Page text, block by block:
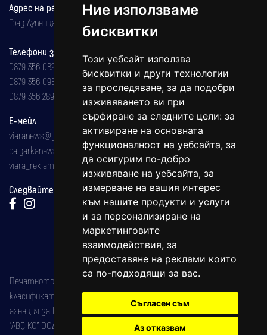
Ние използваме
бисквитки
Този уебсайт използва
бисквитки и други технологии
за проследяване, за да подобри
изживяването ви при
сърфиране за следните цели: за
активиране на основната
функционалност на уебсайта, за
да осигурим по-добро
изживяване на уебсайта, за
измерване на вашия интерес
към нашите продукти и услуги
и за персонализиране на
маркетинговите
взаимодействия, за
предоставяне на реклами които
са по-подходящи за вас.
Съгласен съм
Аз отказвам
Адрес на редакцията
Град Дупница, ул.''Христо Ботев" 43
Телефони за реклама и абонаменти
0879 356 082
0879 356 098
0879 356 289
Е-мейл
viaranews@gmail.com
balgarkanews@gmail.com
viara_reklama@mail.bg
Следвайте ни:
Печатното издание на вестника е регистрирано в националния
класификатор на печатните издания (Българска национална
агенция за ISSN) под номер: ISSN 1312-4722.
"АВС КО" ООД е притежател на марката: Вяра информационен